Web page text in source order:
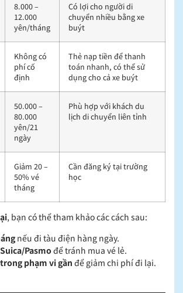
8.000 –
12.000
yên/tháng
Có lợi cho người di
chuyển nhiều bằng xe
buýt
Không có
phí cố
định
Thẻ nạp tiền để thanh
toán nhanh, có thể sử
dụng cho cả xe buýt
50.000 –
80.000
yên/21
ngày
Phù hợp với khách du
lịch di chuyển liên tỉnh
Giảm 20 –
50% vé
tháng
Cần đăng ký tại trường
học
, bạn có thể tham khảo các cách sau:
nếu đi tàu điện hàng ngày.
Pasmođể tránh mua vé lẻ.
phạm vi gần để giảm chi phí đi lại.